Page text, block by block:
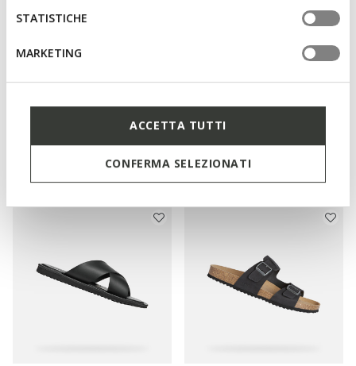
STATISTICHE
MARKETING
ACCETTA TUTTI
CONFERMA SELEZIONATI
SPHERICA EC5 HERR
SPHERICA EC5 HERR